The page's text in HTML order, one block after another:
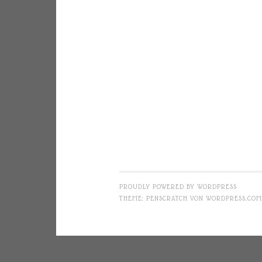
PROUDLY POWERED BY WORDPRESS
THEME: PENSCRATCH VON WORDPRESS.COM